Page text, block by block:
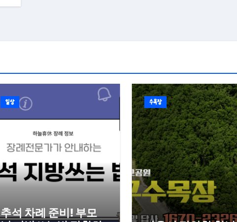
일상
추석 차례 준비! 부모
수목장